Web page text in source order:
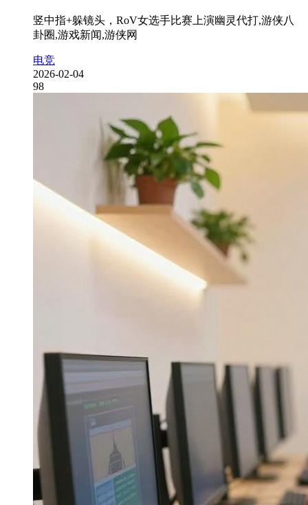
竖中指+躲镜头，RoV女选手比赛上演幽灵代打,游侠八
卦圈,游戏新闻,游侠网
电竞
2026-02-04
98